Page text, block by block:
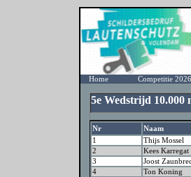
Home Competitie 2026
5e Wedstrijd
Nr Naam
1
Thijs Mossel
2
Kees Karregat
3
Joost
4
Ton Koning